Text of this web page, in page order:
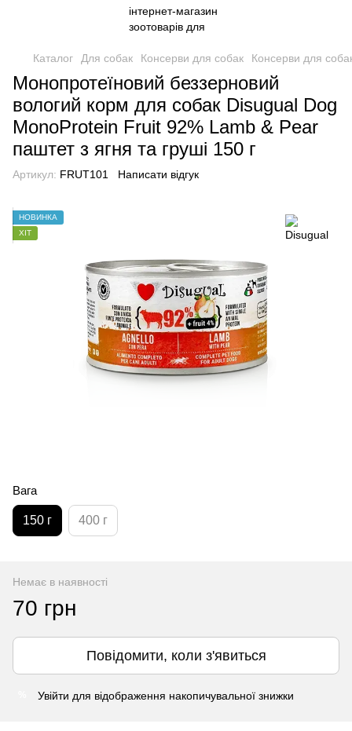
Каталог Для собак Консерви для собак Консерви для
Монопротеїновий беззерновий
вологий корм для собак Disugual Dog
MonoProtein Fruit 92% Lamb & Pear
паштет з ягня та груші 150 г
Артикул: FRUT101 Написати відгук
НОВИНКА
ХІТ
Вага
150 г 400 г
Немає в наявності
70 грн
Повідомити, коли з'явиться
Увійти для відображення накопичувальної знижки